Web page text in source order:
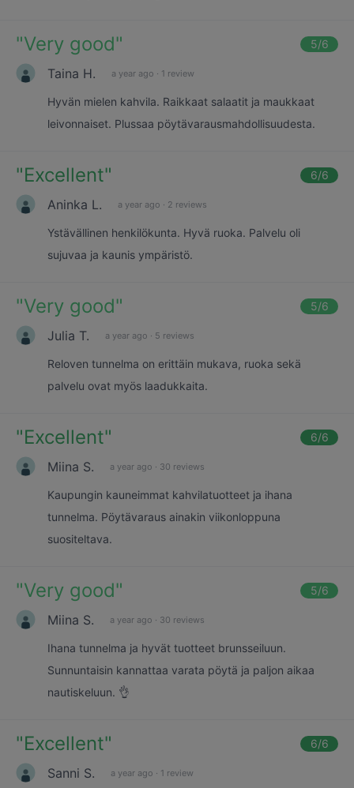
"Very good" 5/6
Taina H. a year ago · 1 review
Hyvän mielen kahvila. Raikkaat salaatit ja maukkaat
leivonnaiset. Plussaa pöytävarausmahdollisuudesta.
"Excellent" 6/6
Aninka L. a year ago · 2 reviews
Ystävällinen henkilökunta. Hyvä ruoka. Palvelu oli
sujuvaa ja kaunis ympäristö.
"Very good" 5/6
Julia T. a year ago · 5 reviews
Reloven tunnelma on erittäin mukava, ruoka sekä
palvelu ovat myös laadukkaita.
"Excellent" 6/6
Miina S. a year ago · 30 reviews
Kaupungin kauneimmat kahvilatuotteet ja ihana
tunnelma. Pöytävaraus ainakin viikonloppuna
suositeltava.
"Very good" 5/6
Miina S. a year ago · 30 reviews
Ihana tunnelma ja hyvät tuotteet brunsseiluun.
Sunnuntaisin kannattaa varata pöytä ja paljon aikaa
nautiskeluun. 👌
"Excellent" 6/6
Sanni S. a year ago · 1 review